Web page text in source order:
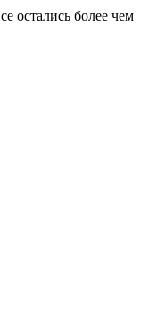
остались более чем